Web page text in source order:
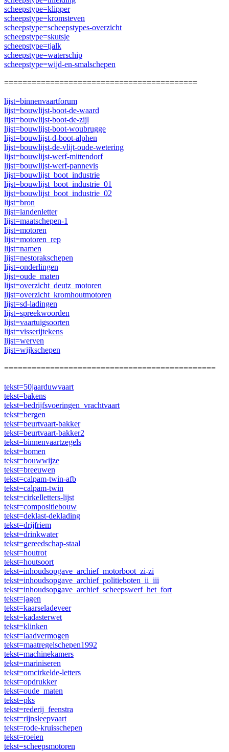
scheepstype=klipper
scheepstype=kromsteven
scheepstype=scheepstypes-overzicht
scheepstype=skutsje
scheepstype=tjalk
scheepstype=waterschip
scheepstype=wijd-en-smalschepen
==========================================
lijst=binnenvaartforum
lijst=bouwlijst-boot-de-waard
lijst=bouwlijst-boot-de-zijl
lijst=bouwlijst-boot-woubrugge
lijst=bouwlijst-d-boot-alphen
lijst=bouwlijst-de-vlijt-oude-wetering
lijst=bouwlijst-werf-mittendorf
lijst=bouwlijst-werf-pannevis
lijst=bouwlijst_boot_industrie
lijst=bouwlijst_boot_industrie_01
lijst=bouwlijst_boot_industrie_02
lijst=bron
lijst=landenletter
lijst=maatschepen-1
lijst=motoren
lijst=motoren_rep
lijst=namen
lijst=nestorakschepen
lijst=onderlingen
lijst=oude_maten
lijst=overzicht_deutz_motoren
lijst=overzicht_kromhoutmotoren
lijst=sd-ladingen
lijst=spreekwoorden
lijst=vaartuigsoorten
lijst=visserijtekens
lijst=werven
lijst=wijkschepen
==============================================
tekst=50jaarduwvaart
tekst=bakens
tekst=bedrijfsvoeringen_vrachtvaart
tekst=bergen
tekst=beurtvaart-bakker
tekst=beurtvaart-bakker2
tekst=binnenvaartzegels
tekst=bomen
tekst=bouwwijze
tekst=breeuwen
tekst=calpam-twin-afb
tekst=calpam-twin
tekst=cirkelletters-lijst
tekst=compositiebouw
tekst=deklast-deklading
tekst=drijfriem
tekst=drinkwater
tekst=gereedschap-staal
tekst=houtrot
tekst=houtsoort
tekst=inhoudsopgave_archief_motorboot_zi-zi
tekst=inhoudsopgave_archief_politieboten_ii_iii
tekst=inhoudsopgave_archief_scheepswerf_het_fort
tekst=jagen
tekst=kaarseladeveer
tekst=kadasterwet
tekst=klinken
tekst=laadvermogen
tekst=maatregelschepen1992
tekst=machinekamers
tekst=mariniseren
tekst=omcirkelde-letters
tekst=opdrukker
tekst=oude_maten
tekst=pks
tekst=rederij_feenstra
tekst=rijnsleepvaart
tekst=rode-kruisschepen
tekst=roeien
tekst=scheepsmotoren